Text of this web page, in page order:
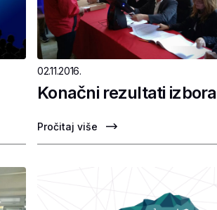
02.11.2016.
Konačni rezultati izbora
Pročitaj više